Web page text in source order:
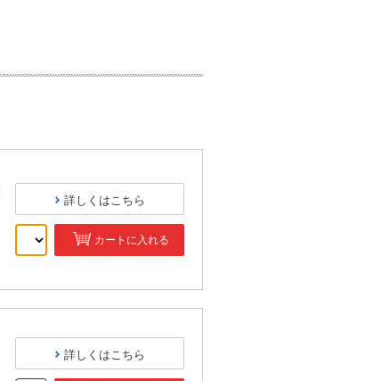
詳しくはこちら
カートに入れる
詳しくはこちら